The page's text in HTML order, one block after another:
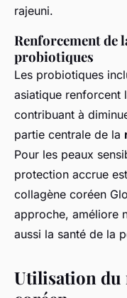
rajeuni.
Renforcement de
probiotiques
Les probiotiques
asiatique renforcent
contribuant à
partie centrale de la
Pour les peaux
protection accrue
collagène coréen
approche, améliore
aussi la santé de la
Utilisation du